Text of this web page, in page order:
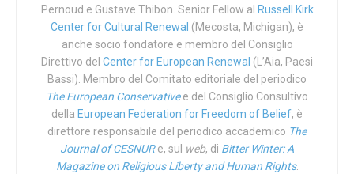
Il primo dei guai causati dalla Shoah sono i milioni di morti
che essa ha mietuto nella prima metà degli anni 1940. Il
secondo è l’avvelenamento della nostra coscienza. Se il
mondo non ha più occhi per vedere i genocidi che dalla
prima metà degli anni 1940 si sono succeduti, come può
onorare davvero i martiri della Shoah? Se il mondo non ha
più occhi per vedere tutti i genocidi causati dalla lucida
follia ideologica dell’uomo ‒ da quello degli armeni,
Pernoud e Gustave Thibon. Senior Fellow al Russell Kirk
Center for Cultural Renewal (Mecosta, Michigan), è
anche socio fondatore e membro del Consiglio
Direttivo del Center for European Renewal (L’Aia, Paesi
Bassi). Membro del Comitato editoriale del periodico
The European Conservativee del Consiglio Consultivo
della European Federation for Freedom of Belief, è
direttore responsabile del periodico accademico The
Journal of CESNURe, sul web, di Bitter Winter: A
Magazine on Religious Liberty and Human Rights.